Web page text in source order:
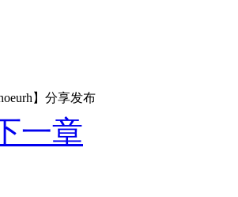
】分享发布
一章